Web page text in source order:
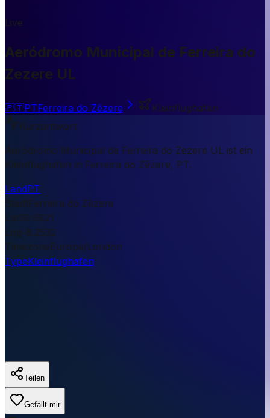
Live
Aeródromo Municipal de Ferreira do
Zezere UL
🇵🇹PTFerreira do Zêzere
Kleinflughafen
Kurzantwort
Aeródromo Municipal de Ferreira do Zezere UL ist ein
Kleinflughafen in Ferreira do Zêzere, PT.
LandPT
StadtFerreira do Zêzere
Lat39.6821
Lng-8.2532
TimezoneEurope/London
TypeKleinflughafen
Teilen
Gefällt mir